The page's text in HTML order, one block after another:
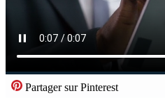
Partager sur Pinterest